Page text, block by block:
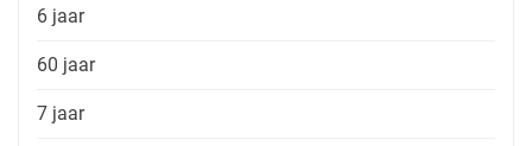
6 jaar
60 jaar
7 jaar